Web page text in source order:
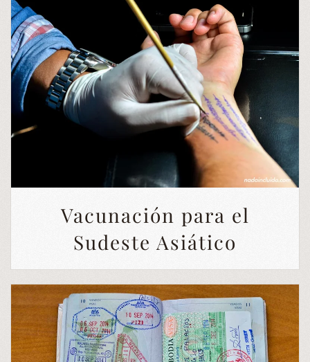
Vacunación para el
Sudeste Asiático